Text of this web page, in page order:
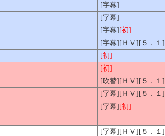
[字幕]
[字幕]
[字幕][初]
[字幕][ＨＶ][５．１]
[初]
[初]
[吹替][ＨＶ][５．１]
[字幕][ＨＶ][５．１]
[字幕][初]
[字幕][ＨＶ][５．１]